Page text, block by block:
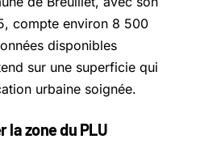
compte environ 8 500
disponibles
sur une superficie qui
urbaine soignée.
la zone du PLU